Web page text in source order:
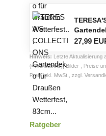
27,99
Hinweis: Letzte Aktualisierung
(=Werbelinks)| Bilder , Preise
Preis inkl. MwSt., zzgl.
Ratgeber